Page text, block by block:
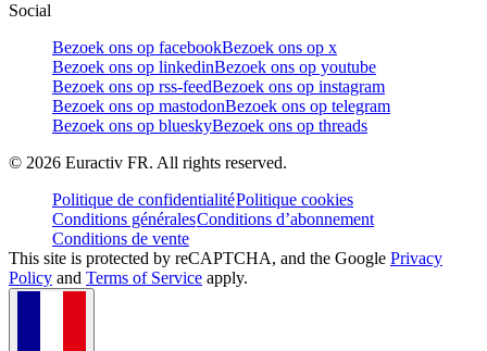
Social
Bezoek ons op facebookBezoek ons op x
Bezoek ons op linkedinBezoek ons op youtube
Bezoek ons op rss-feedBezoek ons op instagram
Bezoek ons op mastodonBezoek ons op telegram
Bezoek ons op blueskyBezoek ons op threads
© 2026 Euractiv FR. All rights reserved.
Politique de confidentialitéPolitique cookies
Conditions généralesConditions d’abonnement
Conditions de vente
This site is protected by reCAPTCHA, and the Google Privacy
Policy and Terms of Service apply.